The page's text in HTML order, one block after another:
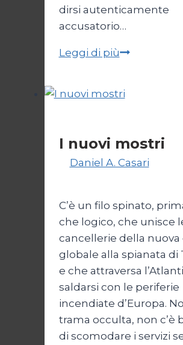
dirsi autenticamente
accusatorio…
Leggi di piùPer
di
robusta
Costituzione
I nuovi mostri
Daniel A. Casari
C’è un filo spinato,
che logico, che unisce
cancellerie della nuova
globale alla spianata di
e che attraversa
saldarsi con le periferie
incendiate d’Europa.
trama occulta, non c’è
di scomodare i servizi